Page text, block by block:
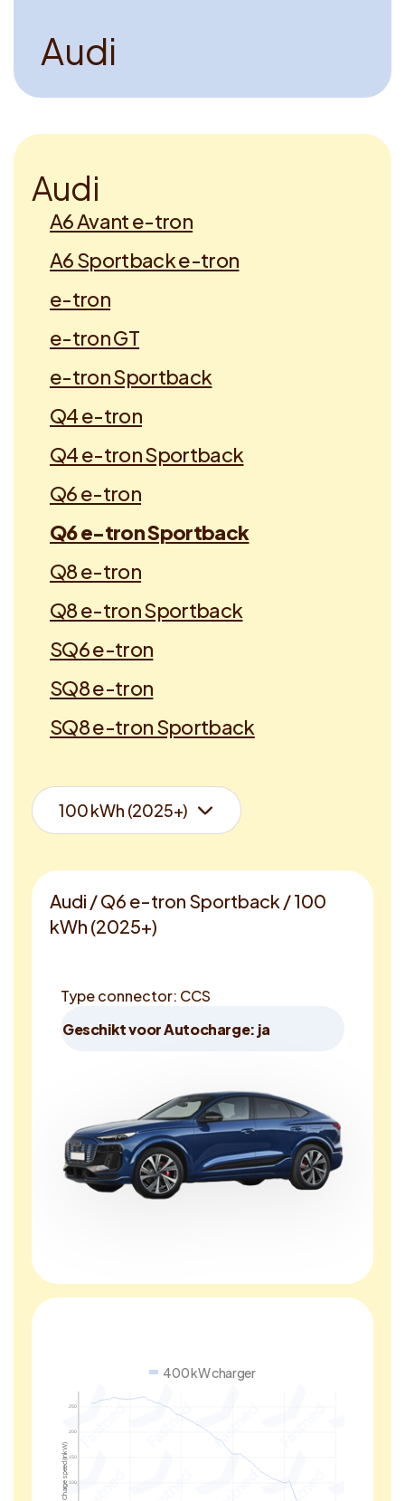
Dutch
Audi
Audi
A6 Avant e-tron
A6 Sportback e-tron
e-tron
e-tron GT
e-tron Sportback
Q4 e-tron
Q4 e-tron Sportback
Q6 e-tron
Q6 e-tron Sportback
Q8 e-tron
Q8 e-tron Sportback
SQ6 e-tron
SQ8 e-tron
SQ8 e-tron Sportback
Audi / Q6 e-tron Sportback / 100
kWh (2025+)
Type connector: CCS
Geschikt voor Autocharge: ja
400 kW charger
100
150
200
250
Charge speed (in kW)